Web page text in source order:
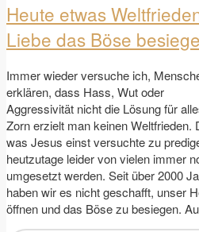
Heute etwas
Liebe das Böse
Immer wieder versuche ich,
erklären, dass Hass, Wut oder
Aggressivität nicht die Lösung für
Zorn erzielt man keinen Weltfrieden.
was Jesus einst versuchte zu
heutzutage leider von vielen immer
umgesetzt werden. Seit über 2000
haben wir es nicht geschafft, unser
öffnen und das Böse zu besiegen.